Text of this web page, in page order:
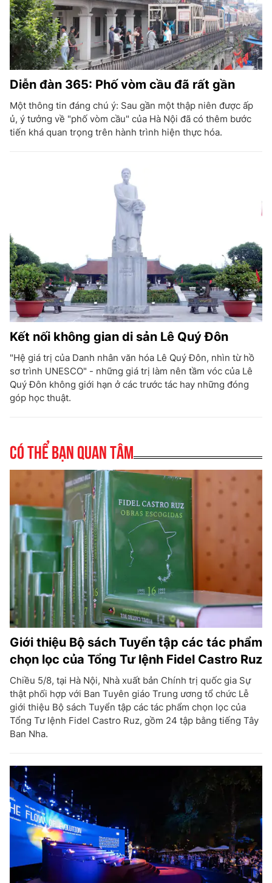
Diễn đàn 365: Phố vòm cầu đã rất gần
Một thông tin đáng chú ý: Sau gần một thập niên được ấp
ủ, ý tưởng về "phố vòm cầu" của Hà Nội đã có thêm bước
tiến khá quan trọng trên hành trình hiện thực hóa.
Kết nối không gian di sản Lê Quý Đôn
"Hệ giá trị của Danh nhân văn hóa Lê Quý Đôn, nhìn từ hồ
sơ trình UNESCO" - những giá trị làm nên tầm vóc của Lê
Quý Đôn không giới hạn ở các trước tác hay những đóng
góp học thuật.
Có thể bạn quan tâm
Giới thiệu Bộ sách Tuyển tập các tác phẩm
chọn lọc của Tổng Tư lệnh Fidel Castro Ruz
Chiều 5/8, tại Hà Nội, Nhà xuất bản Chính trị quốc gia Sự
thật phối hợp với Ban Tuyên giáo Trung ương tổ chức Lễ
giới thiệu Bộ sách Tuyển tập các tác phẩm chọn lọc của
Tổng Tư lệnh Fidel Castro Ruz, gồm 24 tập bằng tiếng Tây
Ban Nha.